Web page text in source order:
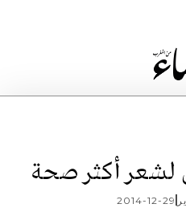
لشعر أكثر صحة
2014-12-29